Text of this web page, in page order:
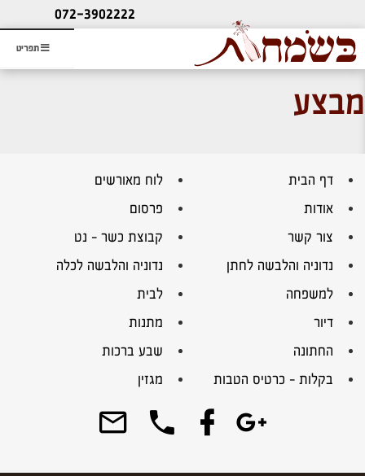
תפריט
ליעוץ חינם
והזמנת כרטיס שמחות
072-3902222
מבצע
דף הבית
לוח מאורשים
אודות
פרסום
צור קשר
קבוצת כשר – נט
נדוניה והלבשה לחתן
נדוניה והלבשה לכלה
למשפחה
לבית
דיור
מתנות
החתונה
שבע ברכות
בקלות – כרטיס הטבות
מגזין